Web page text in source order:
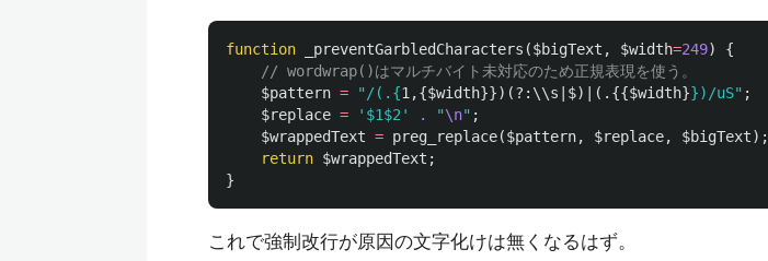
function _preventGarbledCharacters ($bigText , $width=249)
{
// wordwrap()はマルチバイト未対応のため正規表現を使う。
$pattern = "/(. {1,{$width}})(?:\\s|$)|(.{{$width}})/uS" ;
$replace = '$1$2' . "\n" ;
$wrappedText = preg_replace($pattern, $replace, $bigText);
return $wrappedText ;
}
これで強制改行が原因の文字化けは無くなるはず。